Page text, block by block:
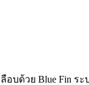
บด้วย Blue Fin ร